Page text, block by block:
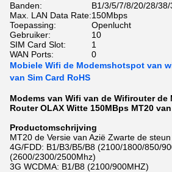
Banden:
B1/3/5/7/8/20/28/38/
Max. LAN Data Rate:150Mbps
Toepassing:
Openlucht
Gebruiker:
10
SIM Card Slot:
1
WAN Ports:
0
Mobiele Wifi de Modemshotspot van
van Sim Card RoHS
Modems van Wifi van de Wifirouter de
Router OLAX Witte 150MBps MT20
Productomschrijving
MT20 de Versie van Azië Zwarte de
4G/FDD: B1/B3/B5/B8 (2100/1800/850/
(2600/2300/2500Mhz)
3G WCDMA: B1/B8 (2100/900MHZ)